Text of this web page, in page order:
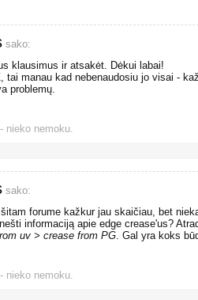
sako:
klausimus ir atsakėt. Dėkui labai!
tai manau kad nebenaudosiu jo visai -
problemų.
nieko nemoku.
sako:
forume kažkur jau skaičiau, bet
informaciją apie edge crease'us?
uv > crease from PG. Gal yra koks
nieko nemoku.